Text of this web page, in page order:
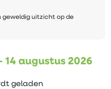
geweldig uitzicht op de
14 augustus 2026
geladen